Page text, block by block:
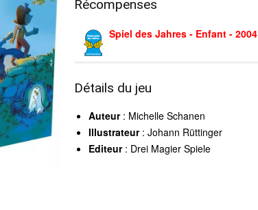
Récompenses
Spiel des Jahres - Enfant - 2004
Détails du jeu
Auteur: Michelle Schanen
Illustrateur: Johann Rüttinger
Editeur: Drei Magier Spiele